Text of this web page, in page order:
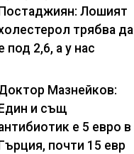
Постаджиян: Лошият
трябва да
под 2,6, а у нас
нива от 3,2Мазнейков:
Един и същ
e 5 евро в
Гърция, почти 15 евро